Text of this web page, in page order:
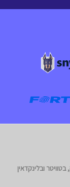
ובלינקדאין